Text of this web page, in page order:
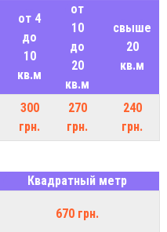
от 4
до
10
кв.м
от
10
до
20
кв.м
свыше
20
кв.м
300
грн.
270
грн.
240
грн.
Квадратный метр
670 грн.